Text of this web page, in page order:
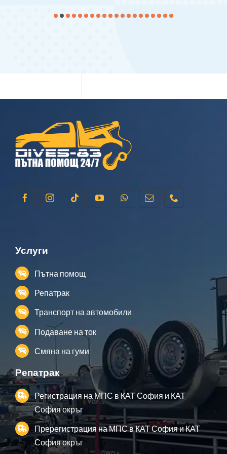
Услуги
Пътна помощ
Репатрак
Транспорт на автомобили
Подаване на ток
Смяна на гуми
Репатрак
Регистрация на МПС в КАТ София и КАТ
София окръг
Пререгистрация на МПС в КАТ София и КАТ
София окръг